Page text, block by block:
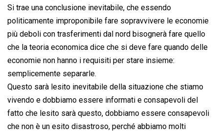
Si trae una conclusione inevitabile, che essendo
politicamente improponibile fare sopravvivere le economie
più deboli con trasferimenti dal nord bisognerà fare quello
che la teoria economica dice che si deve fare quando delle
economie non hanno i requisiti per stare insieme:
semplicemente separarle.
Questo sarà lesito inevitabile della situazione che stiamo
vivendo e dobbiamo essere informati e consapevoli del
fatto che lesito sarà questo, dobbiamo essere consapevoli
che non è un esito disastroso, perché abbiamo molti